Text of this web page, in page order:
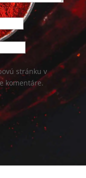
stránku v
komentáre.